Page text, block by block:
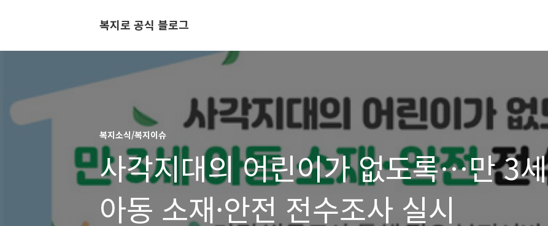
복지로 공식 블로그
복지소식/복지이슈
사각지대의 어린이가 없도록…만 3세
아동 소재·안전 전수조사 실시